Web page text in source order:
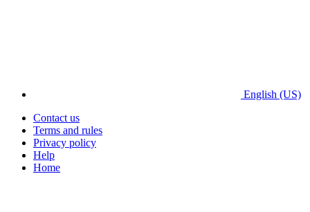
English (US)
Contact us
Terms and rules
Privacy policy
Help
Home